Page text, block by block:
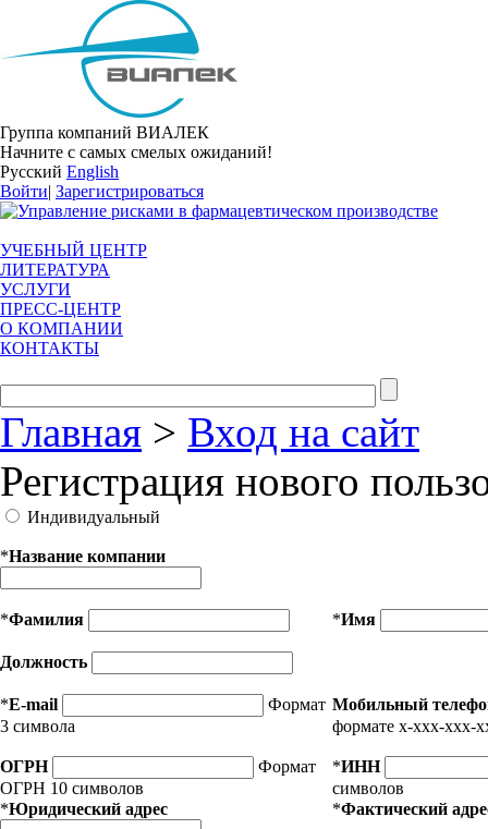
Группа компаний ВИАЛЕК
Начните с самых смелых ожиданий!
Русский English
Войти| Зарегистрироваться
УЧЕБНЫЙ ЦЕНТР
ЛИТЕРАТУРА
УСЛУГИ
ПРЕСС-ЦЕНТР
О КОМПАНИИ
КОНТАКТЫ
Главная > Вход на сайт
Регистрация нового
Индивидуальный
*Название компании
*Фамилия *Имя
Должность
*E-mail
Формат
3 символа
Мобильный
формате x-xxx-xxx-
ОГРН
Формат
ОГРН 10 символов
*ИНН
символов
*Юридический адрес *Фактический